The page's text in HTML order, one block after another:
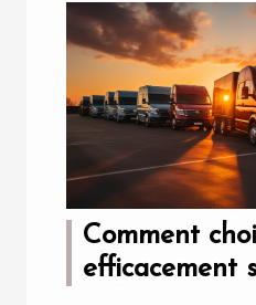
Comment
efficacement